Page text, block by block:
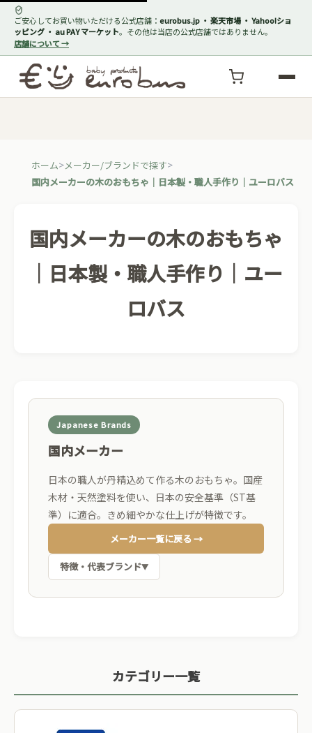
ご安心してお買い物いただける公式店舗： eurobus.jp ・ 楽天市場 ・ Yahoo!ショ
ッピング ・ au PAY マーケット。その他は当店の公式店舗ではありません。
店舗について →
ホーム メーカー/ブランドで探す
国内メーカーの木のおもちゃ｜日本製・職人手作り｜ユーロバス
国内メーカーの木のおもちゃ
｜日本製・職人手作り｜ユー
ロバス
Japanese Brands
国内メーカー
日本の職人が丹精込めて作る木のおもちゃ。国産
木材・天然塗料を使い、日本の安全基準（ST基
準）に適合。きめ細やかな仕上げが特徴です。
メーカー一覧に戻る →
特徴・代表ブランド▼
らかさを実現。木目の美しさを活かしています。
02
カテゴリー一覧